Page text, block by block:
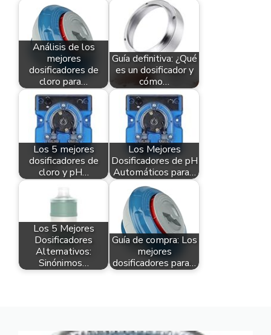
Análisis de los
mejores
dosificadores de
cloro para…
Guía definitiva: ¿Qué
es un dosificador y
cómo…
Los 5 mejores
dosificadores de
cloro y pH…
Los Mejores
Dosificadores de pH
Automáticos para…
Los 5 Mejores
Dosificadores
Alternativos:
Sinónimos…
Guía de compra: Los
mejores
dosificadores para…